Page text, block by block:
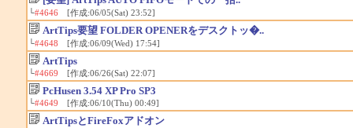
└#4646[作成:06/05(Sat) 23:52]
ArtTips要望 FOLDER OPENERをデスクトッ�..
└#4648 [作成:06/09(Wed) 17:54]
ArtTips
└#4669 [作成:06/26(Sat) 22:07]
PcHusen 3.54 XP Pro SP3
└#4649 [作成:06/10(Thu) 00:49]
ArtTipsとFireFoxアドオン